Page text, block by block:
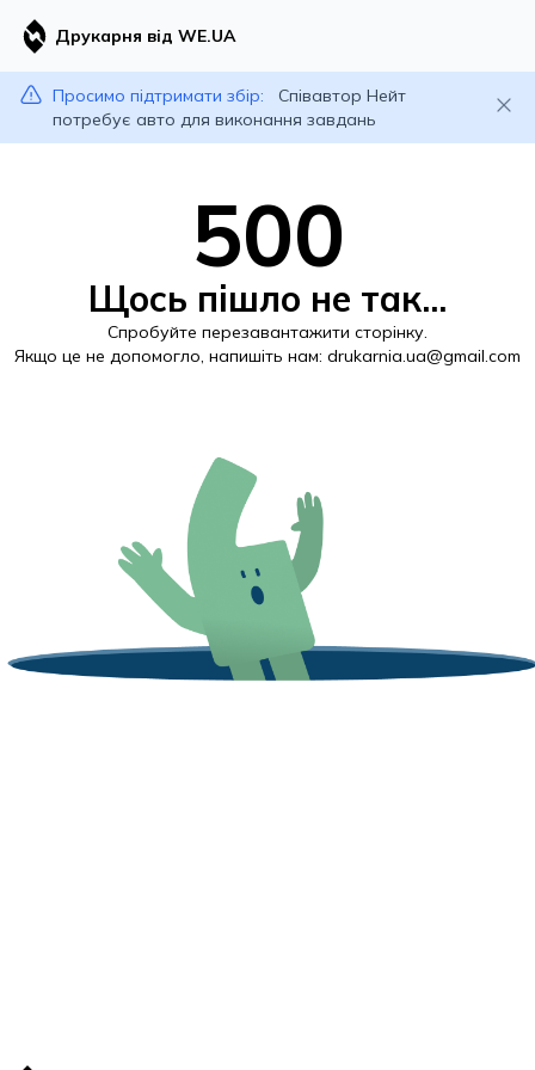
Друкарня від WE.UA
Просимо підтримати збір:
Співавтор Нейт
потребує авто для виконання завдань
500
Щось пішло не так...
Спробуйте перезавантажити сторінку.
Якщо це не допомогло, напишіть нам: drukarnia.ua@gmail.com